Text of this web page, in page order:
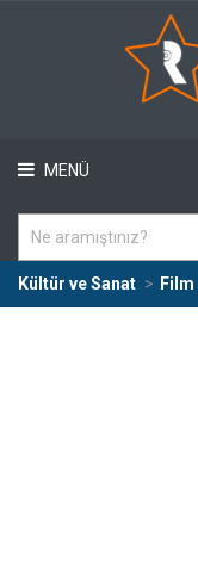
MENÜ
Kültür ve Sanat Film